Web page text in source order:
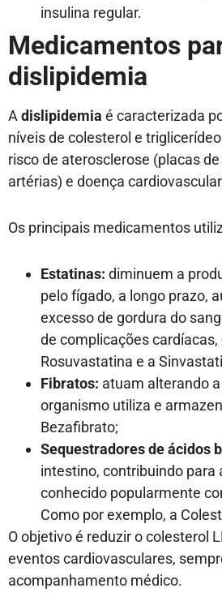
insulina regular.
Medicamentos
dislipidemia
A dislipidemia é caracterizada
níveis de colesterol e
risco de aterosclerose (placas
artérias) e doença
Os principais medicamentos
Estatinas: diminuem a
pelo fígado, a longo prazo,
excesso de gordura do
de complicações cardíacas,
Rosuvastatina e a
Fibratos: atuam alterando
organismo utiliza e
Bezafibrato;
Sequestradores de ácidos
intestino, contribuindo para
conhecido popularmente
Como por exemplo, a
O objetivo é reduzir o colesterol
eventos cardiovasculares,
acompanhamento médico.